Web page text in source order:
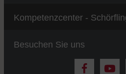
Besuchen Sie uns
Kompetenzcenter -